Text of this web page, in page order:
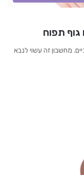
גוף תפוח
מחשבון זה עשוי לנבא